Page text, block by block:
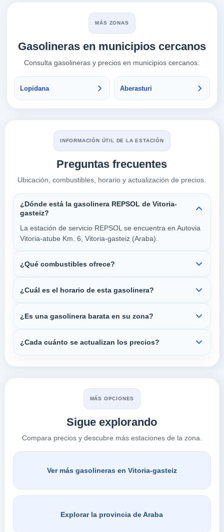
MÁS ZONAS
Gasolineras en municipios cercanos
Consulta gasolineras y precios en municipios cercanos.
Lopidana Aberasturi
INFORMACIÓN ÚTIL DE LA ESTACIÓN
Preguntas frecuentes
Ubicación, combustibles, horario y actualización de precios.
¿Dónde está la gasolinera REPSOL de Vitoria-
gasteiz?
La estación de servicio REPSOL se encuentra en Autovia
Vitoria-atube Km. 6, Vitoria-gasteiz (Araba).
¿Qué combustibles ofrece?
¿Cuál es el horario de esta gasolinera?
¿Es una gasolinera barata en su zona?
¿Cada cuánto se actualizan los precios?
MÁS OPCIONES
Sigue explorando
Compara precios y descubre más estaciones de la zona.
Ver más gasolineras en Vitoria-gasteiz
Explorar la provincia de Araba